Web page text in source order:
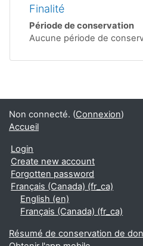
Finalité
Période de conservation
Aucune période de
Non connecté. (Connexion)
Accueil
Login
Create new account
Forgotten password
Français (Canada) ‎(fr_ca)‎
English ‎(en)‎
Français (Canada) ‎(fr_ca)‎
Résumé de conservation de